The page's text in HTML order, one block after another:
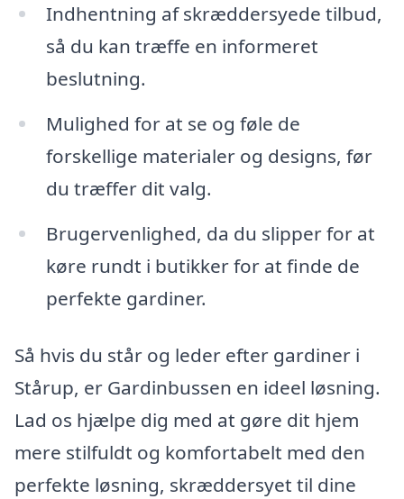
Indhentning af skræddersyede tilbud,
så du kan træffe en informeret
beslutning.
Mulighed for at se og føle de
forskellige materialer og designs, før
du træffer dit valg.
Brugervenlighed, da du slipper for at
køre rundt i butikker for at finde de
perfekte gardiner.
Så hvis du står og leder efter gardiner i
Stårup, er Gardinbussen en ideel løsning.
Lad os hjælpe dig med at gøre dit hjem
mere stilfuldt og komfortabelt med den
perfekte løsning, skræddersyet til dine